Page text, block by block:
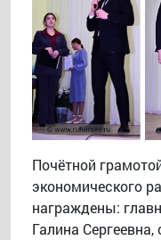
Почётной
экономического
награждены:
Галина